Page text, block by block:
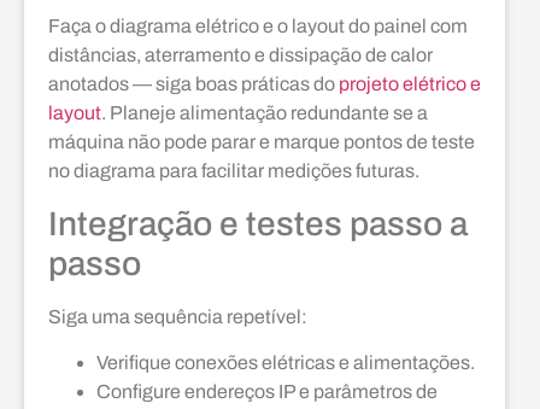
Faça o diagrama elétrico e o layout do painel com
distâncias, aterramento e dissipação de calor
anotados — siga boas práticas do projeto elétrico e
layout. Planeje alimentação redundante se a
máquina não pode parar e marque pontos de teste
no diagrama para facilitar medições futuras.
Integração e testes passo a
passo
Siga uma sequência repetível:
Verifique conexões elétricas e alimentações.
Configure endereços IP e parâmetros de